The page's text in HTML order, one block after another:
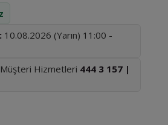
10.08.2026 (Yarın) 11:00 -
Müşteri Hizmetleri 444 3 157 |